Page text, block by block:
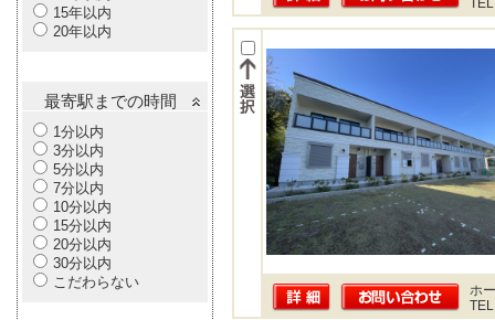
15年以内
20年以内
最寄駅までの時間
1分以内
3分以内
5分以内
7分以内
10分以内
15分以内
20分以内
30分以内
こだわらない
ホ